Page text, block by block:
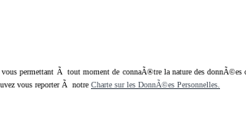
permettant Ã tout moment de connaÃ®tre la nature des
vous reporter Ã notre Charte sur les DonnÃ©es Personnelles.